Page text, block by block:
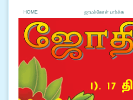
HOME ஜாமக்கோள் பார்க்க